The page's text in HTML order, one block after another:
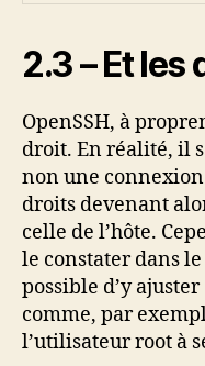
2.3 – Et les
OpenSSH, à
droit. En réalité, il
non une
droits devenant
celle de l’hôte.
le constater dans
possible d’y
comme, par
l’utilisateur root à